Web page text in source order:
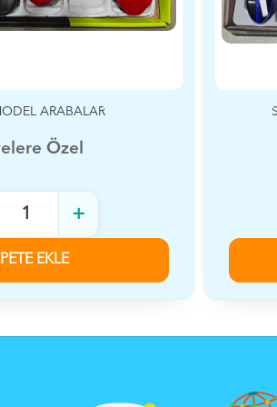
HELİKOPTER 12 Lİ
Özel
+
EKLE